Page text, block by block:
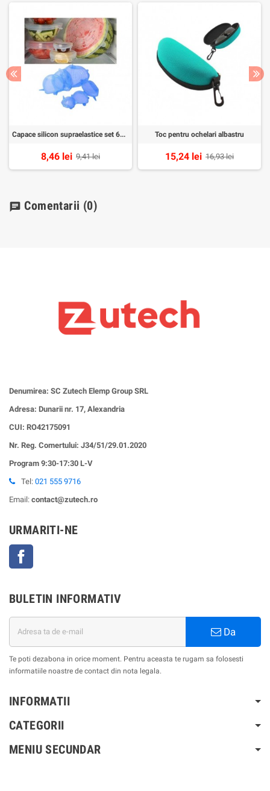
Capace silicon supraelastice set 6buc
8,46 lei 9,41 lei
Toc pentru ochelari albastru
15,24 lei 16,93 lei
chat Comentarii (0)
Denumirea: SC Zutech Elemp Group SRL
Adresa: Dunarii nr. 17, Alexandria
CUI: RO42175091
Nr. Reg. Comertului: J34/51/29.01.2020
Program 9:30-17:30 L-V
Tel: 021 555 9716
Email: contact@zutech.ro
URMARITI-NE
BULETIN INFORMATIV
Da
Te poti dezabona in orice moment. Pentru aceasta te rugam sa folosesti
informatiile noastre de contact din nota legala.
INFORMATII
CATEGORII
MENIU SECUNDAR